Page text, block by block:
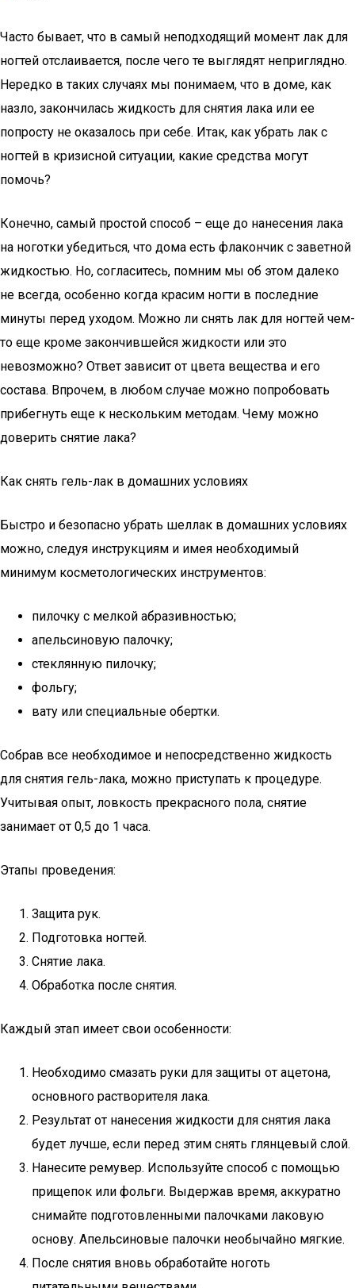
Часто бывает, что в самый неподходящий момент лак для
ногтей отслаивается, после чего те выглядят неприглядно.
Нередко в таких случаях мы понимаем, что в доме, как
назло, закончилась жидкость для снятия лака или ее
попросту не оказалось при себе. Итак, как убрать лак с
ногтей в кризисной ситуации, какие средства могут
помочь?
Конечно, самый простой способ – еще до нанесения лака
на ноготки убедиться, что дома есть флакончик с заветной
жидкостью. Но, согласитесь, помним мы об этом далеко
не всегда, особенно когда красим ногти в последние
минуты перед уходом. Можно ли снять лак для ногтей чем-
то еще кроме закончившейся жидкости или это
невозможно? Ответ зависит от цвета вещества и его
состава. Впрочем, в любом случае можно попробовать
прибегнуть еще к нескольким методам. Чему можно
доверить снятие лака?
Как снять гель-лак в домашних условиях
Быстро и безопасно убрать шеллак в домашних условиях
можно, следуя инструкциям и имея необходимый
минимум косметологических инструментов:
пилочку с мелкой абразивностью;
апельсиновую палочку;
стеклянную пилочку;
фольгу;
вату или специальные обертки.
Собрав все необходимое и непосредственно жидкость
для снятия гель-лака, можно приступать к процедуре.
Учитывая опыт, ловкость прекрасного пола, снятие
занимает от 0,5 до 1 часа.
Этапы проведения:
Защита рук.
Подготовка ногтей.
Снятие лака.
Обработка после снятия.
Каждый этап имеет свои особенности:
Необходимо смазать руки для защиты от ацетона,
основного растворителя лака.
Результат от нанесения жидкости для снятия лака
будет лучше, если перед этим снять глянцевый слой.
Нанесите ремувер. Используйте способ с помощью
прищепок или фольги. Выдержав время, аккуратно
снимайте подготовленными палочками лаковую
основу. Апельсиновые палочки необычайно мягкие.
После снятия вновь обработайте ноготь